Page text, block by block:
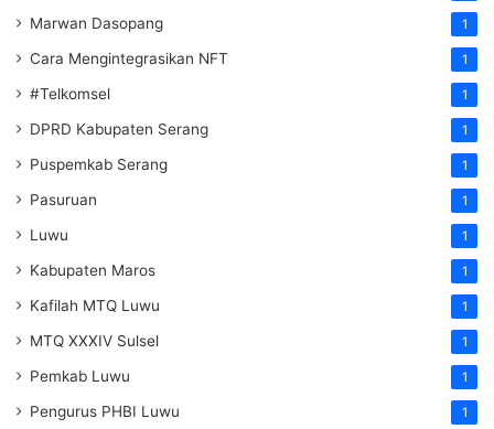
Marwan Dasopang 1
Cara Mengintegrasikan NFT 1
#Telkomsel 1
DPRD Kabupaten Serang 1
Puspemkab Serang 1
Pasuruan 1
Luwu 1
Kabupaten Maros 1
Kafilah MTQ Luwu 1
MTQ XXXIV Sulsel 1
Pemkab Luwu 1
Pengurus PHBI Luwu 1